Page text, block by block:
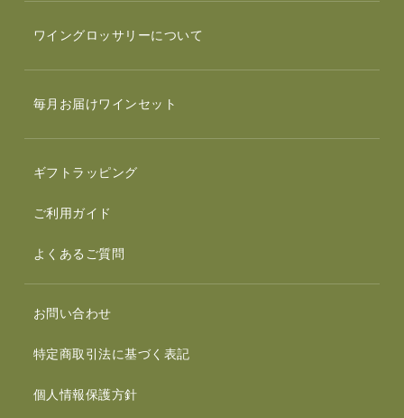
ワイングロッサリーについて
毎月お届けワインセット
ギフトラッピング
ご利用ガイド
よくあるご質問
お問い合わせ
特定商取引法に基づく表記
個人情報保護方針